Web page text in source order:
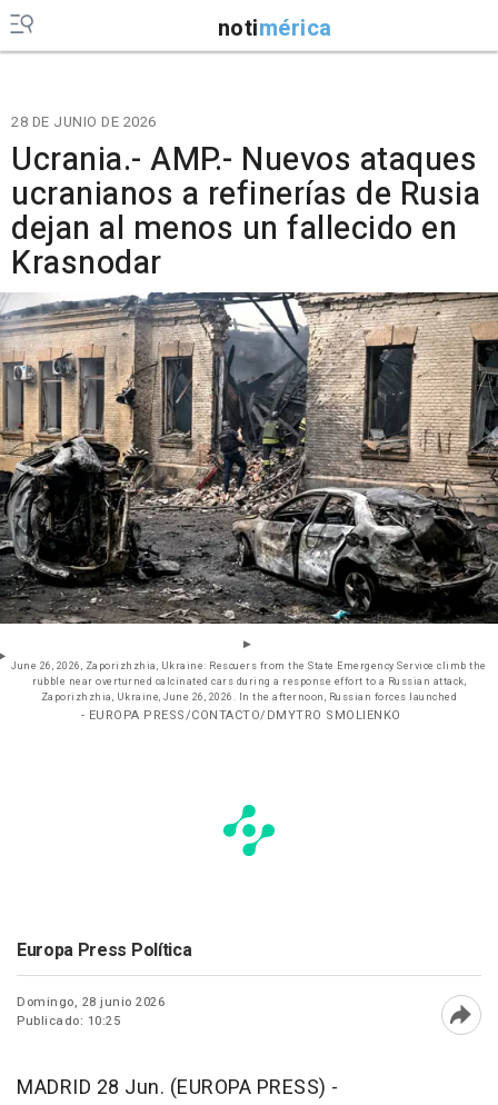
notimérica
28 DE JUNIO DE 2026
Ucrania.- AMP.- Nuevos ataques
ucranianos a refinerías de Rusia
dejan al menos un fallecido en
Krasnodar
June 26, 2026, Zaporizhzhia, Ukraine: Rescuers from the State Emergency Service climb the
rubble near overturned calcinated cars during a response effort to a Russian attack,
Zaporizhzhia, Ukraine, June 26, 2026. In the afternoon, Russian forces launched
- EUROPA PRESS/CONTACTO/DMYTRO SMOLIENKO
Europa Press Política
Domingo, 28 junio 2026
Publicado: 10:25
MADRID 28 Jun. (EUROPA PRESS) -